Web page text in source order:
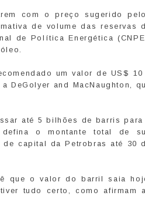
com o preço sugerido
de volume das reservas
de Política Energética
um valor de US$ 10
DeGolyer and MacNaughton,
até 5 bilhões de barris para
o montante total de
capital da Petrobras até 30
que o valor do barril saia
tudo certo, como afirmam